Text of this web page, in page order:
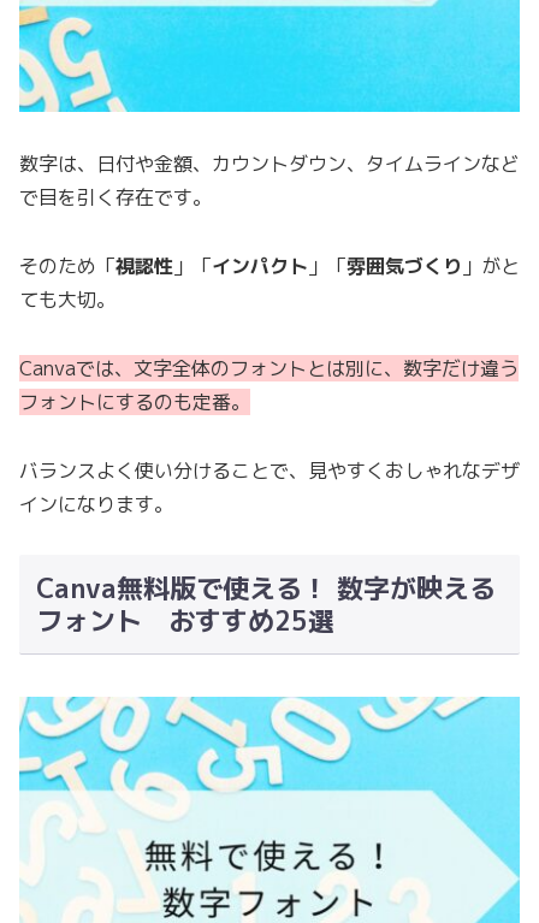
数字は、日付や金額、カウントダウン、タイムラインなど
で目を引く存在です。
そのため「視認性 」「インパクト 」「雰囲気づくり 」がと
ても大切。
Canvaでは、文字全体のフォントとは別に、数字だけ違う
フォントにするのも定番。
バランスよく使い分けることで、見やすくおしゃれなデザ
インになります。
Canva無料版で使える！ 数字が映える
フォント おすすめ25選